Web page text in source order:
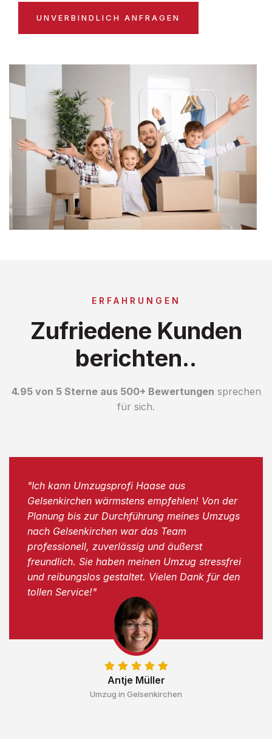
UNVERBINDLICH ANFRAGEN
ERFAHRUNGEN
Zufriedene Kunden
berichten..
4.95 von 5 Sterne aus 500+ Bewertungen sprechen
für sich.
Antje Müller
Umzug in Gelsenkirchen
"Ich kann Umzugsprofi Haase aus
Gelsenkirchen wärmstens empfehlen! Von der
Planung bis zur Durchführung meines Umzugs
nach Gelsenkirchen war das Team
professionell, zuverlässig und äußerst
freundlich. Sie haben meinen Umzug stressfrei
und reibungslos gestaltet. Vielen Dank für den
tollen Service!"